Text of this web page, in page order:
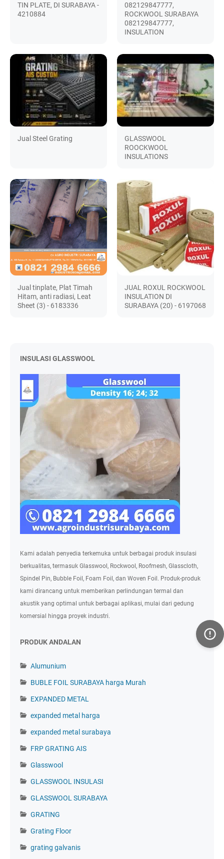
TIN PLATE, DI SURABAYA -
4210884
082129847777,
ROCKWOOL SURABAYA
082129847777,
INSULATION
Jual Steel Grating
GLASSWOOL
ROOCKWOOL
INSULATIONS
Jual tinplate, Plat Timah
Hitam, anti radiasi, Leat
Sheet (3) - 6183336
JUAL ROXUL ROCKWOOL
INSULATION DI
SURABAYA (20) - 6197068
INSULASI GLASSWOOL
Kami adalah penyedia terkemuka untuk berbagai produk insulasi
berkualitas, termasuk Glasswool, Rockwool, Roofmesh, Glasscloth,
Spindel Pin, Bubble Foil, Foam Foil, dan Woven Foil. Produk-produk
kami dirancang untuk memberikan perlindungan termal dan
akustik yang optimal untuk berbagai aplikasi, mulai dari gedung
komersial hingga proyek industri.
PRODUK ANDALAN
Alumunium
BUBLE FOIL SURABAYA harga Murah
EXPANDED METAL
expanded metal harga
expanded metal surabaya
FRP GRATING AIS
Glasswool
GLASSWOOL INSULASI
GLASSWOOL SURABAYA
GRATING
Grating Floor
grating galvanis